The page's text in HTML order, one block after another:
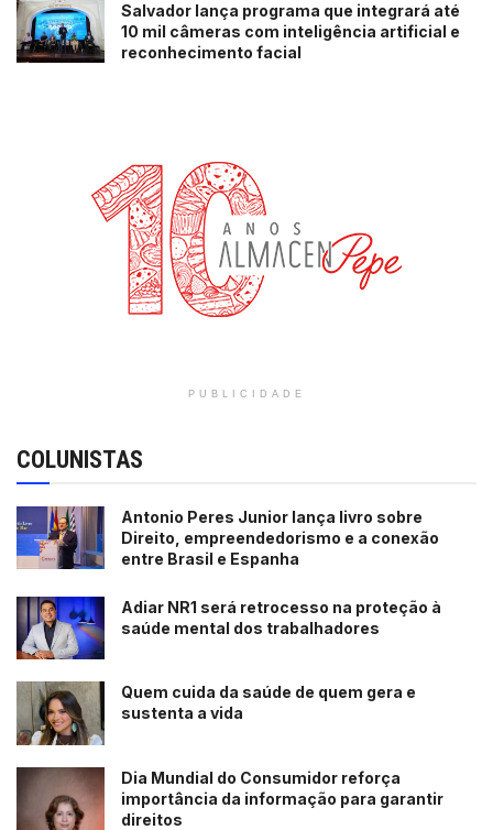
Salvador lança programa que integrará até
10 mil câmeras com inteligência artificial e
reconhecimento facial
PUBLICIDADE
COLUNISTAS
Antonio Peres Junior lança livro sobre
Direito, empreendedorismo e a conexão
entre Brasil e Espanha
Adiar NR1 será retrocesso na proteção à
saúde mental dos trabalhadores
Quem cuida da saúde de quem gera e
sustenta a vida
Dia Mundial do Consumidor reforça
importância da informação para garantir
direitos